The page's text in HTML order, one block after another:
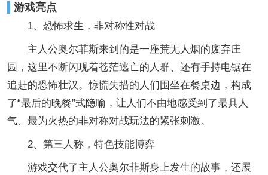
游戏亮点
1、恐怖求生，非对称性对战
主人公奥尔菲斯来到的是一座荒无人烟的废弃庄
园，这里不断闪现着苍茫逃亡的人群、还有手持电锯在
追赶的恐怖壮汉。惊慌失措的人们围坐在餐桌边，构成
了“最后的晚餐”式隐喻，让人们不由地感受到了最具人
气、最为火热的非对称对战玩法的紧张刺激。
2、第三人称，特色技能博弈
游戏交代了主人公奥尔菲斯身上发生的故事，还展